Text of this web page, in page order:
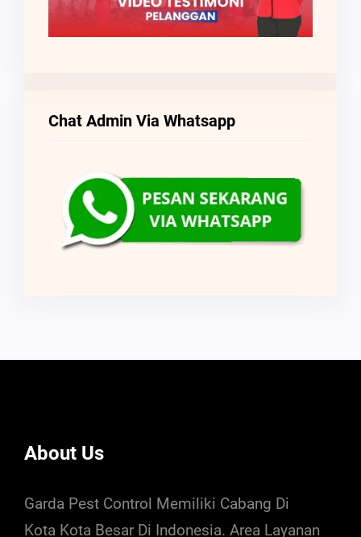
Chat Admin Via Whatsapp
About Us
Garda Pest Control Memiliki Cabang Di
Kota Kota Besar Di Indonesia. Area Layanan